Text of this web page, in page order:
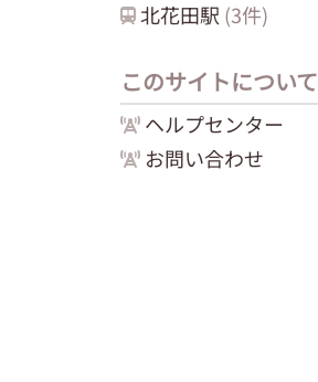
北花田駅 (3件)
このサイトについて
ヘルプセンター
お問い合わせ